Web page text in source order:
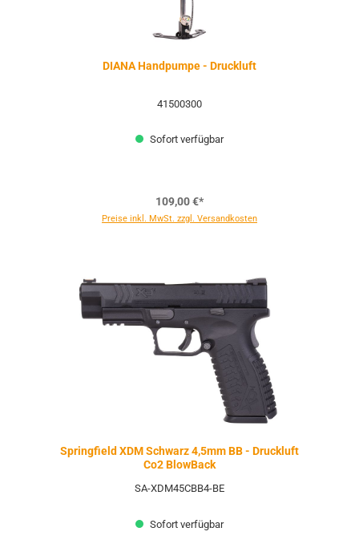
DIANA Handpumpe - Druckluft
41500300
Sofort verfügbar
109,00 €*
Preise inkl. MwSt. zzgl. Versandkosten
Springfield XDM Schwarz 4,5mm BB - Druckluft
Co2 BlowBack
SA-XDM45CBB4-BE
Sofort verfügbar